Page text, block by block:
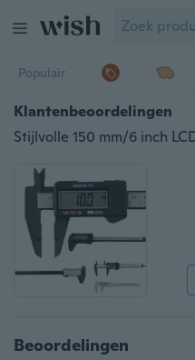
Populair
Klantenbeoordelingen
Beoordelingen